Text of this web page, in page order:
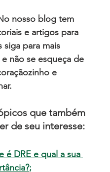
nosso blog tem
e artigos para
siga para mais
não se esqueça de
e
que também
de seu interesse:
é DRE e qual a sua
;